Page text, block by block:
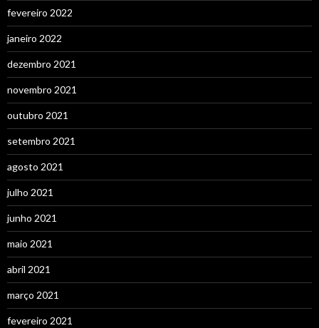
fevereiro 2022
janeiro 2022
dezembro 2021
novembro 2021
outubro 2021
setembro 2021
agosto 2021
julho 2021
junho 2021
maio 2021
abril 2021
março 2021
fevereiro 2021